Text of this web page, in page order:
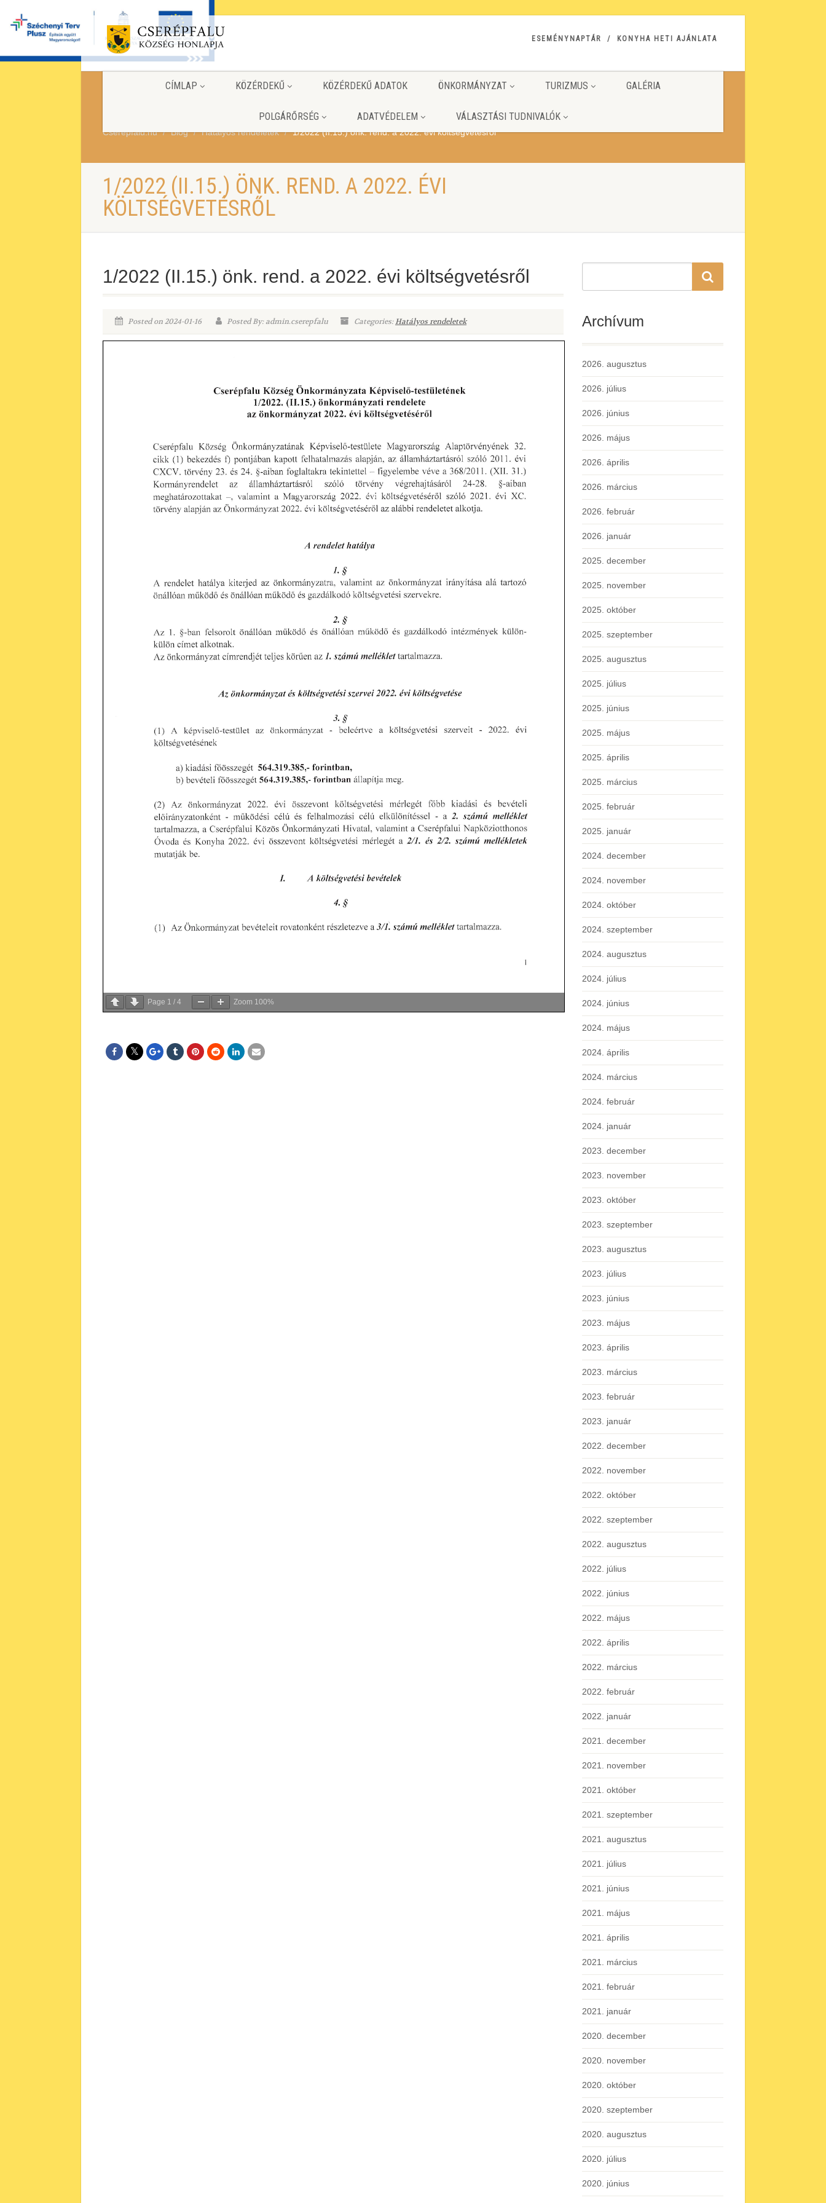
ESEMÉNYNAPTÁR KONYHA HETI AJÁNLATA
CÍMLAP KÖZÉRDEKŰ KÖZÉRDEKŰ ADATOK ÖNKORMÁNYZAT TURIZMUS GALÉRIA
POLGÁRŐRSÉG ADATVÉDELEM VÁLASZTÁSI TUDNIVALÓK
Cserepfalu.hu Blog Hatályos rendeletek 1/2022 (II.15.) önk. rend. a 2022. évi költségvetésről
1/2022 (II.15.) ÖNK. REND. A 2022. ÉVI
KÖLTSÉGVETÉSRŐL
1/2022 (II.15.) önk. rend. a 2022. évi költségvetésről
Posted on 2024-01-16 Posted By: admin.cserepfalu Categories:Hatályos rendeletek
Page 1 / 4 Zoom 100%
Archívum
2026. augusztus
2026. július
2026. június
2026. május
2026. április
2026. március
2026. február
2026. január
2025. december
2025. november
2025. október
2025. szeptember
2025. augusztus
2025. július
2025. június
2025. május
2025. április
2025. március
2025. február
2025. január
2024. december
2024. november
2024. október
2024. szeptember
2024. augusztus
2024. július
2024. június
2024. május
2024. április
2024. március
2024. február
2024. január
2023. december
2023. november
2023. október
2023. szeptember
2023. augusztus
2023. július
2023. június
2023. május
2023. április
2023. március
2023. február
2023. január
2022. december
2022. november
2022. október
2022. szeptember
2022. augusztus
2022. július
2022. június
2022. május
2022. április
2022. március
2022. február
2022. január
2021. december
2021. november
2021. október
2021. szeptember
2021. augusztus
2021. július
2021. június
2021. május
2021. április
2021. március
2021. február
2021. január
2020. december
2020. november
2020. október
2020. szeptember
2020. augusztus
2020. július
2020. június